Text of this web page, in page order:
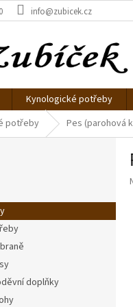
info@zubicek.cz
Kynologické potřeby
potřeby Pes (parohová
doplňky